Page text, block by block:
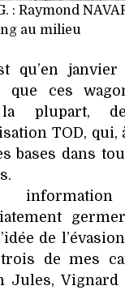
: Raymond
au milieu
qu’en janvier
que ces
plupart,
TOD, qui,
bases dans
de
de mes
Jules, Vignard